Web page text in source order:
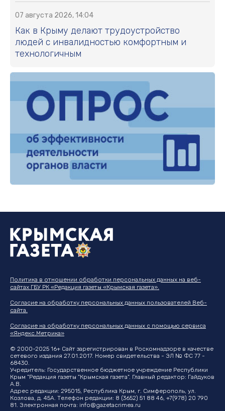
07 августа 2026, 14:04
Как в Крыму делают трудоустройство
людей с инвалидностью комфортным и
технологичным
Политика в отношении обработки персональных данных на веб-
сайтах ГБУ РК «Редакция газеты «Крымская газета».
Согласие на обработку персональных данных пользователей Веб-
сайта.
Согласие на обработку персональных данных с помощью сервиса
«Яндекс.Метрика»
© 2000-2025 16+ Сайт зарегистрирован в Роскомнадзоре в качестве
сетевого издания 27.01.2017. Номер свидетельства - ЭЛ № ФС 77 -
68430.
Учредитель: Государственное бюджетное учреждение Республики
Крым "Редакция газеты "Крымская газета". Главный редактор: Гайдуков
А.В.
Адрес редакции: 295015, Республика Крым, г. Симферополь, ул.
Козлова, д. 45А. Телефон редакции: 8 (3652) 51 88 46, +7(978) 20 790
81. Электронная почта: info@gazetacrimea.ru